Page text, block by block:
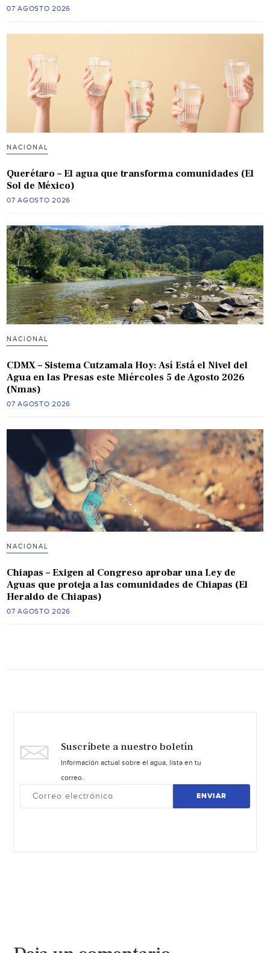
07 AGOSTO 2026
NACIONAL
Querétaro – El agua que transforma comunidades (El
Sol de México)
07 AGOSTO 2026
NACIONAL
CDMX – Sistema Cutzamala Hoy: Así Está el Nivel del
Agua en las Presas este Miércoles 5 de Agosto 2026
(Nmas)
07 AGOSTO 2026
NACIONAL
Chiapas – Exigen al Congreso aprobar una Ley de
Aguas que proteja a las comunidades de Chiapas (El
Heraldo de Chiapas)
07 AGOSTO 2026
Suscríbete a nuestro boletín
Información actual sobre el agua, lista en tu
correo.
ENVIAR